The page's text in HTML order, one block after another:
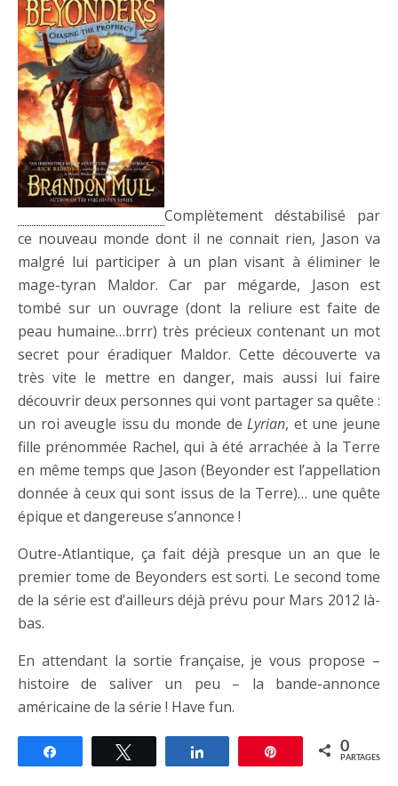
Complètement déstabilisé par
ce nouveau monde dont il ne connait rien, Jason va
malgré lui participer à un plan visant à éliminer le
mage-tyran Maldor. Car par mégarde, Jason est
tombé sur un ouvrage (dont la reliure est faite de
peau humaine…brrr) très précieux contenant un mot
secret pour éradiquer Maldor. Cette découverte va
très vite le mettre en danger, mais aussi lui faire
découvrir deux personnes qui vont partager sa quête :
un roi aveugle issu du monde deLyrian, et une jeune
fille prénommée Rachel, qui à été arrachée à la Terre
en même temps que Jason (Beyonder est l’appellation
donnée à ceux qui sont issus de la Terre)… une quête
épique et dangereuse s’annonce !
Outre-Atlantique, ça fait déjà presque un an que le
premier tome de Beyonders est sorti. Le second tome
de la série est d’ailleurs déjà prévu pour Mars 2012 là-
bas.
En attendant la sortie française, je vous propose –
histoire de saliver un peu – la bande-annonce
américaine de la série ! Have fun.
Épingle 0
PARTAGES